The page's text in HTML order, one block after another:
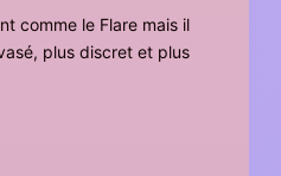
comme le Flare mais il
plus discret et plus